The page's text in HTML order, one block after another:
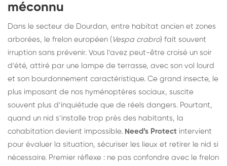
méconnu
Dans le secteur de Dourdan, entre habitat ancien et zones
arborées, le frelon européen ( Vespa crabro) fait souvent
irruption sans prévenir. Vous l’avez peut-être croisé un soir
d’été, attiré par une lampe de terrasse, avec son vol lourd
et son bourdonnement caractéristique. Ce grand insecte, le
plus imposant de nos hyménoptères sociaux, suscite
souvent plus d’inquiétude que de réels dangers. Pourtant,
quand un nid s’installe trop près des habitants, la
cohabitation devient impossible. Need’s Protect intervient
pour évaluer la situation, sécuriser les lieux et retirer le nid si
nécessaire. Premier réflexe : ne pas confondre avec le frelon